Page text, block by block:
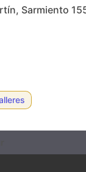
Sarmiento